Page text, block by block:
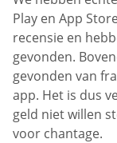
Play en App
recensie en
gevonden.
gevonden van
app. Het is dus
geld niet willen
voor chantage.